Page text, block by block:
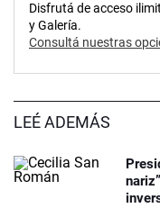
Disfrutá de acceso
y Galería.
Consultá nuestras
LEÉ ADEMÁS